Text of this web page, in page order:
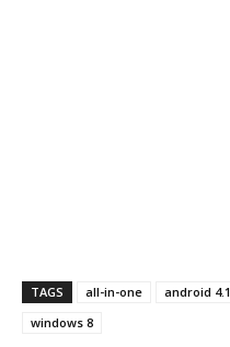
TAGS all-in-one android 4.1
windows 8